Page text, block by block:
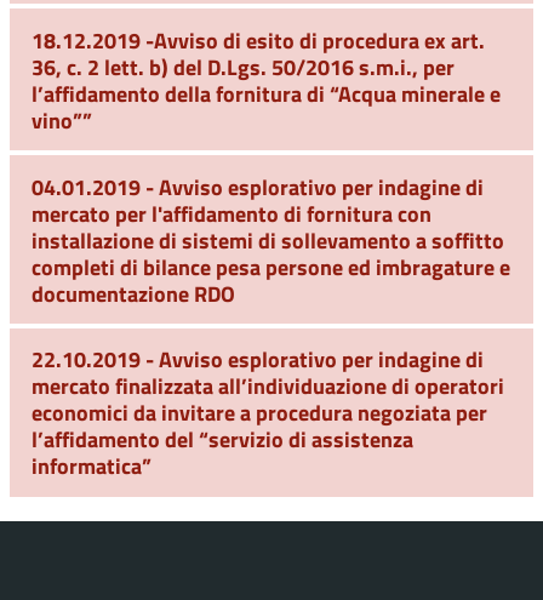
18.12.2019 -Avviso di esito di procedura ex art.
36, c. 2 lett. b) del D.Lgs. 50/2016 s.m.i., per
l’affidamento della fornitura di “Acqua minerale e
vino””
04.01.2019 - Avviso esplorativo per indagine di
mercato per l'affidamento di fornitura con
installazione di sistemi di sollevamento a soffitto
completi di bilance pesa persone ed imbragature e
documentazione RDO
22.10.2019 - Avviso esplorativo per indagine di
mercato finalizzata all’individuazione di operatori
economici da invitare a procedura negoziata per
l’affidamento del “servizio di assistenza
informatica”